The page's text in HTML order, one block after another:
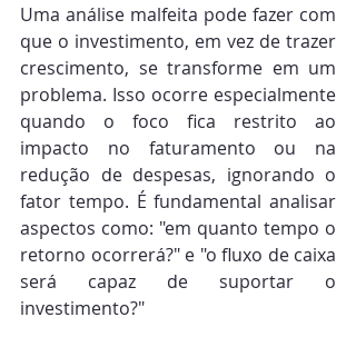
Uma análise malfeita pode fazer com
que o investimento, em vez de trazer
crescimento, se transforme em um
problema. Isso ocorre especialmente
quando o foco fica restrito ao
impacto no faturamento ou na
redução de despesas, ignorando o
fator tempo. É fundamental analisar
aspectos como: "em quanto tempo o
retorno ocorrerá?" e "o fluxo de caixa
será capaz de suportar o
investimento?"